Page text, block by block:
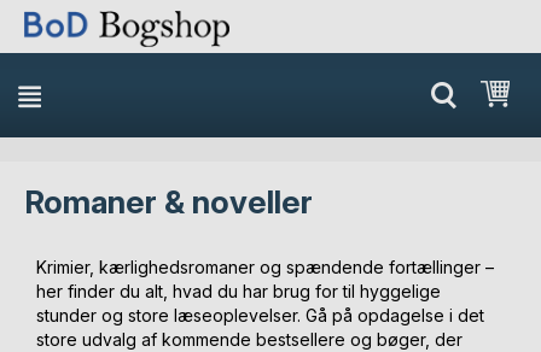
Romaner & noveller
Krimier, kærlighedsromaner og spændende fortællinger –
her finder du alt, hvad du har brug for til hyggelige
stunder og store læseoplevelser. Gå på opdagelse i det
store udvalg af kommende bestsellere og bøger, der